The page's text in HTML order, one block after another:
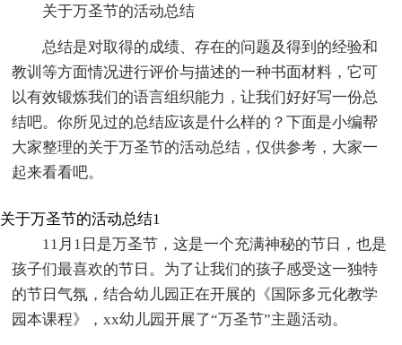
关于万圣节的活动总结
总结是对取得的成绩、存在的问题及得到的经验和
教训等方面情况进行评价与描述的一种书面材料，它可
以有效锻炼我们的语言组织能力，让我们好好写一份总
结吧。你所见过的总结应该是什么样的？下面是小编帮
大家整理的关于万圣节的活动总结，仅供参考，大家一
起来看看吧。
关于万圣节的活动总结1
11月1日是万圣节，这是一个充满神秘的节日，也是
孩子们最喜欢的节日。为了让我们的孩子感受这一独特
的节日气氛，结合幼儿园正在开展的《国际多元化教学
园本课程》，xx幼儿园开展了“万圣节”主题活动。